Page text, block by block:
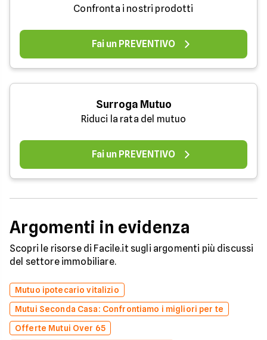
Confronta i nostri prodotti
Fai un PREVENTIVO
Surroga Mutuo
Riduci la rata del mutuo
Fai un PREVENTIVO
Argomenti in evidenza
Scopri le risorse di Facile.it sugli argomenti più discussi
del settore immobiliare.
Mutuo ipotecario vitalizio
Mutui Seconda Casa: Confrontiamo i migliori per te
Offerte Mutui Over 65